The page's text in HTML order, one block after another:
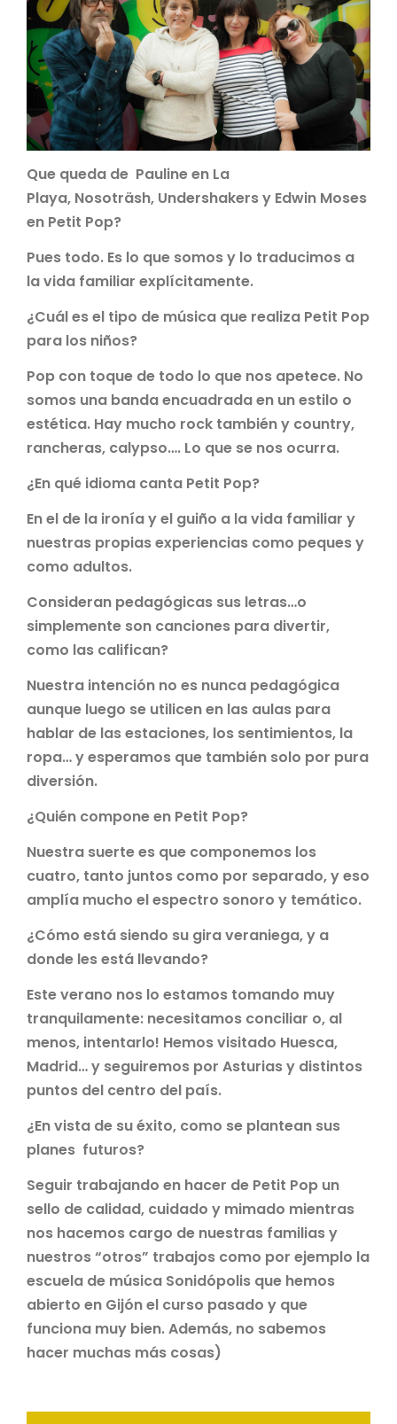
Que queda de Pauline en La
Playa, Nosoträsh, Undershakers y Edwin Moses
en Petit Pop?
Pues todo. Es lo que somos y lo traducimos a
la vida familiar explícitamente.
¿Cuál es el tipo de música que realiza Petit Pop
para los niños?
Pop con toque de todo lo que nos apetece. No
somos una banda encuadrada en un estilo o
estética. Hay mucho rock también y country,
rancheras, calypso…. Lo que se nos ocurra.
¿En qué idioma canta Petit Pop?
En el de la ironía y el guiño a la vida familiar y
nuestras propias experiencias como peques y
como adultos.
Consideran pedagógicas sus letras…o
simplemente son canciones para divertir,
como las califican?
Nuestra intención no es nunca pedagógica
aunque luego se utilicen en las aulas para
hablar de las estaciones, los sentimientos, la
ropa… y esperamos que también solo por pura
diversión.
¿Quién compone en Petit Pop?
Nuestra suerte es que componemos los
cuatro, tanto juntos como por separado, y eso
amplía mucho el espectro sonoro y temático.
¿Cómo está siendo su gira veraniega, y a
donde les está llevando?
Este verano nos lo estamos tomando muy
tranquilamente: necesitamos conciliar o, al
menos, intentarlo! Hemos visitado Huesca,
Madrid… y seguiremos por Asturias y distintos
puntos del centro del país.
¿En vista de su éxito, como se plantean sus
planes futuros?
Seguir trabajando en hacer de Petit Pop un
sello de calidad, cuidado y mimado mientras
nos hacemos cargo de nuestras familias y
nuestros “otros” trabajos como por ejemplo la
escuela de música Sonidópolis que hemos
abierto en Gijón el curso pasado y que
funciona muy bien. Además, no sabemos
hacer muchas más cosas)